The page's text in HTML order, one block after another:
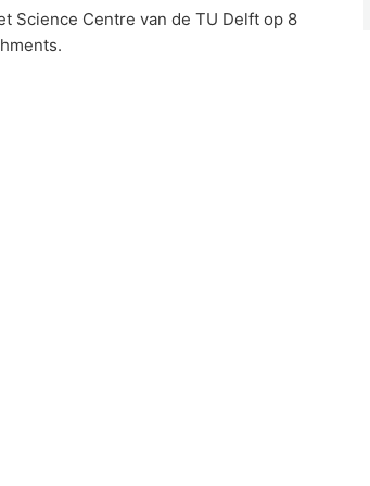
Science Centre van de TU Delft op 8